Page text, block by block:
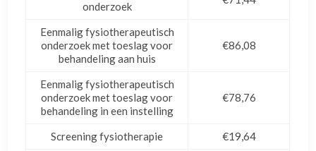
onderzoek
Eenmalig fysiotherapeutisch
onderzoek met toeslag voor
behandeling aan huis
€86,08
Eenmalig fysiotherapeutisch
onderzoek met toeslag voor
behandeling in een instelling
€78,76
Screening fysiotherapie
€19,64